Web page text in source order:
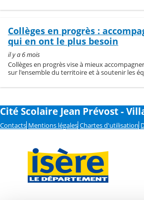
Collèges en progrès :
qui en ont le plus besoin
il y a 6 mois
Collèges en progrès vise à mieux
sur l'ensemble du territoire et à soutenir les
Cité Scolaire Jean Prévost -
Contacts Mentions légales Chartes d'utilisation